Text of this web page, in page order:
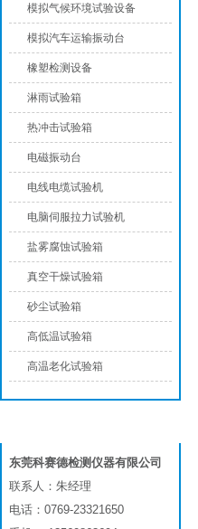
模拟气候环境试验设备
模拟汽车运输振动台
橡塑检测设备
淋雨试验箱
热冲击试验箱
电磁振动台
电线电缆试验机
电脑伺服拉力试验机
盐雾腐蚀试验箱
真空干燥试验箱
砂尘试验箱
高低温试验箱
高温老化试验箱
东莞科赛德检测仪器有限公司
联系人：朱经理
电话：0769-23321650